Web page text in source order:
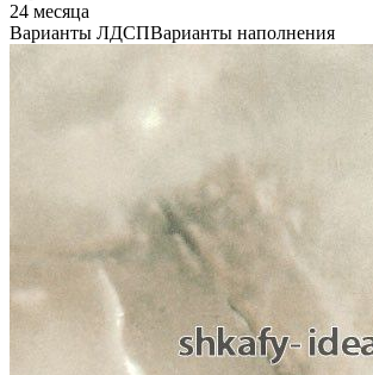
24 месяца
Варианты ЛДСПВарианты наполнения